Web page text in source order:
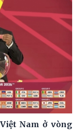
Nam ở vòng